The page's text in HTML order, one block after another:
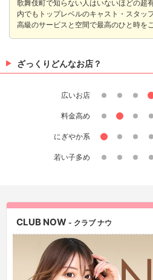
歌舞伎町で知らない人はいないほどの超
内でもトップレベルのキャスト・スタッ
高級のサービスと空間で最高のひと時を
ざっくりどんなお店？
広いお店
料金高め
にぎやか系
若い子多め
CLUB NOW - クラブ ナウ